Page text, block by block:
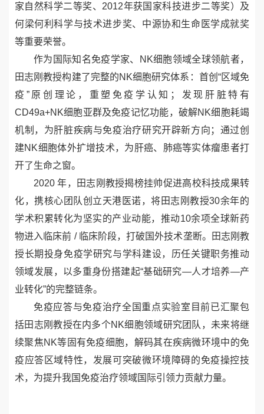
家自然科学二等奖、 2012年获国家科技进步二等奖）及
何梁何利科学与技术进步奖、中源协和生命医学成就奖
等重要荣誉。
作为国际知名免疫学家、
NK细胞领域全球领航者，
田志刚教授构建了完整的NK细胞研究体系：首创“区域免
疫”原创理论，重塑免疫学认知；发现肝脏特有
CD49a+NK细胞亚群及免疫记忆功能，破解NK细胞耗竭
机制，为肝脏疾病与免疫治疗研究开辟新方向；通过创
建NK细胞体外扩增技术，为肝癌、肺癌等实体瘤患者打
开了生命之窗。
2020年，田志刚教授揭榜挂帅促进高校科技成果转
化，携核心团队创立天港医诺，将田志刚教授30余年的
学术积累转化为坚实的产业动能，推动10余项全球新药
物进入临床前 / 临床阶段，打破国外技术垄断。田志刚教
授长期投身免疫学研究与学科建设，历任关键职务推动
领域发展，以多重身份搭建起“基础研究—人才培养—产
业转化”的完整链条。
免疫应答与免疫治疗全国重点实验室目前已汇聚包
括田志刚教授在内多个NK细胞领域研究团队 ，未来将继
续聚焦NK等固有免疫细胞，解码其在疾病微环境中的免
疫应答区域特性，发展可突破微环境障碍的免疫操控技
术，为提升我国免疫治疗领域国际引领力贡献力量。